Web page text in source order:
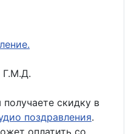
Г.М.Д.
скидку в
поздравления.
оплатить со